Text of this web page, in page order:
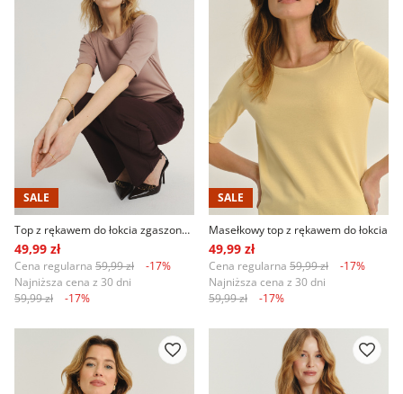
SALE
Top z rękawem do łokcia zgaszony róż
49,99 zł
Cena regularna 59,99 zł
-17%
Najniższa cena z 30 dni
59,99 zł
-17%
SALE
Masełkowy top z rękawem do łokcia
49,99 zł
Cena regularna 59,99 zł
-17%
Najniższa cena z 30 dni
59,99 zł
-17%